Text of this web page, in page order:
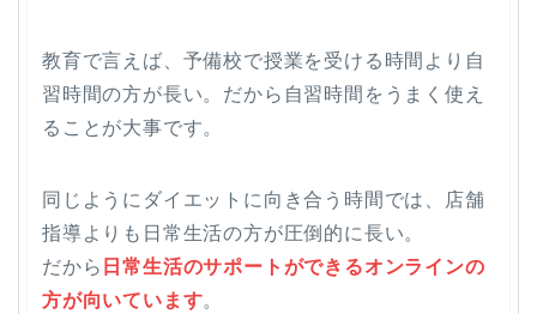
教育で言えば、予備校で授業を受ける時間より自
習時間の方が長い。だから自習時間をうまく使え
ることが大事です。
同じようにダイエットに向き合う時間では、店舗
指導よりも日常生活の方が圧倒的に長い。
だから 日常生活のサポートができるオンラインの
方が向いています。